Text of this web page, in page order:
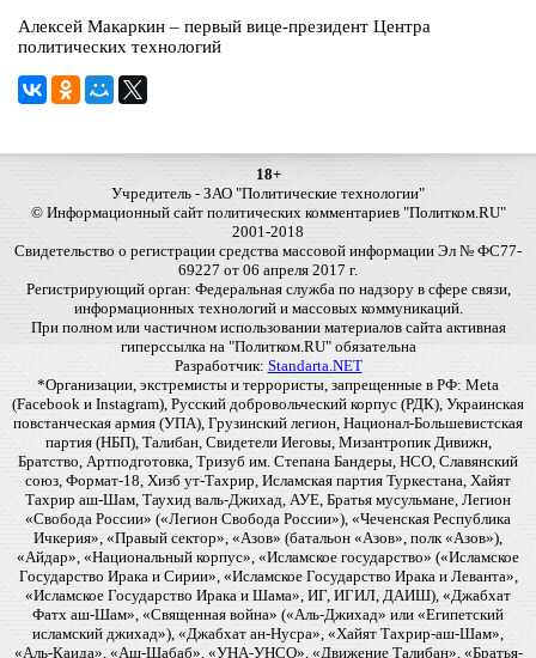
Алексей Макаркин – первый вице-президент Центра
политических технологий
18+
Учредитель - ЗАО "Политические технологии"
© Информационный сайт политических комментариев "Политком.RU"
2001-2018
Свидетельство о регистрации средства массовой информации Эл № ФС77-
69227 от 06 апреля 2017 г.
Регистрирующий орган: Федеральная служба по надзору в сфере связи,
информационных технологий и массовых коммуникаций.
При полном или частичном использовании материалов сайта активная
гиперссылка на "Политком.RU" обязательна
Разработчик: Standarta.NET
*Организации, экстремисты и террористы, запрещенные в РФ: Meta
(Facebook и Instagram), Русский добровольческий корпус (РДК), Украинская
повстанческая армия (УПА), Грузинский легион, Национал-Большевистская
партия (НБП), Талибан, Свидетели Иеговы, Мизантропик Дивижн,
Братство, Артподготовка, Тризуб им. Степана Бандеры, НСО, Славянский
союз, Формат-18, Хизб ут-Тахрир, Исламская партия Туркестана, Хайят
Тахрир аш-Шам, Таухид валь-Джихад, АУЕ, Братья мусульмане, Легион
«Свобода России» («Легион Свобода России»), «Чеченская Республика
Ичкерия», «Правый сектор», «Азов» (батальон «Азов», полк «Азов»),
«Айдар», «Национальный корпус», «Исламское государство» («Исламское
Государство Ирака и Сирии», «Исламское Государство Ирака и Леванта»,
«Исламское Государство Ирака и Шама», ИГ, ИГИЛ, ДАИШ), «Джабхат
Фатх аш-Шам», «Священная война» («Аль-Джихад» или «Египетский
исламский джихад»), «Джабхат ан-Нусра», «Хайят Тахрир-аш-Шам»,
«Аль-Каида», «Аш-Шабаб», «УНА-УНСО», «Движение Талибан», «Братья-